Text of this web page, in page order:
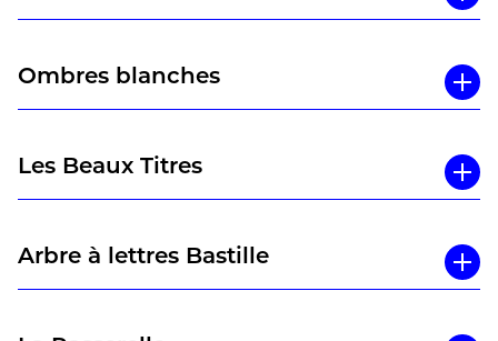
Ombres blanches
Les Beaux Titres
Arbre à lettres Bastille